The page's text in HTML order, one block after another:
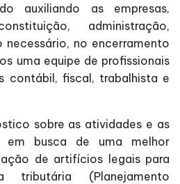
auxiliando as empresas,
administração,
necessário, no encerramento
uma equipe de profissionais
contábil, fiscal, trabalhista e
sobre as atividades e as
em busca de uma melhor
de artifícios legais para
(Planejamento